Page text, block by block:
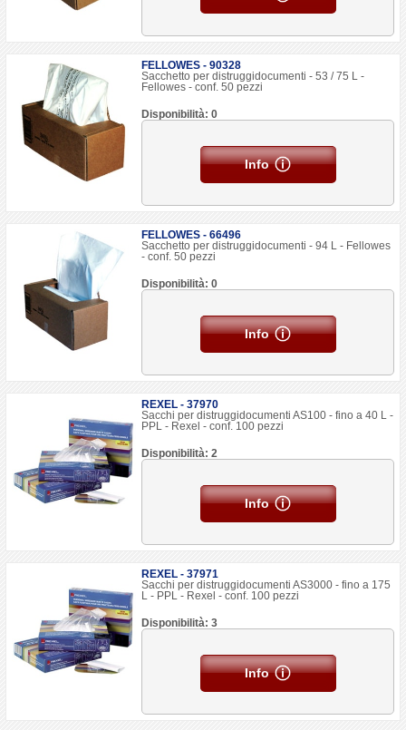
FELLOWES - 90328
Sacchetto per distruggidocumenti - 53 / 75 L -
Fellowes - conf. 50 pezzi
Disponibilità: 0
Info
FELLOWES - 66496
Sacchetto per distruggidocumenti - 94 L - Fellowes
- conf. 50 pezzi
Disponibilità: 0
Info
REXEL - 37970
Sacchi per distruggidocumenti AS100 - fino a 40 L -
PPL - Rexel - conf. 100 pezzi
Disponibilità: 2
Info
REXEL - 37971
Sacchi per distruggidocumenti AS3000 - fino a 175
L - PPL - Rexel - conf. 100 pezzi
Disponibilità: 3
Info